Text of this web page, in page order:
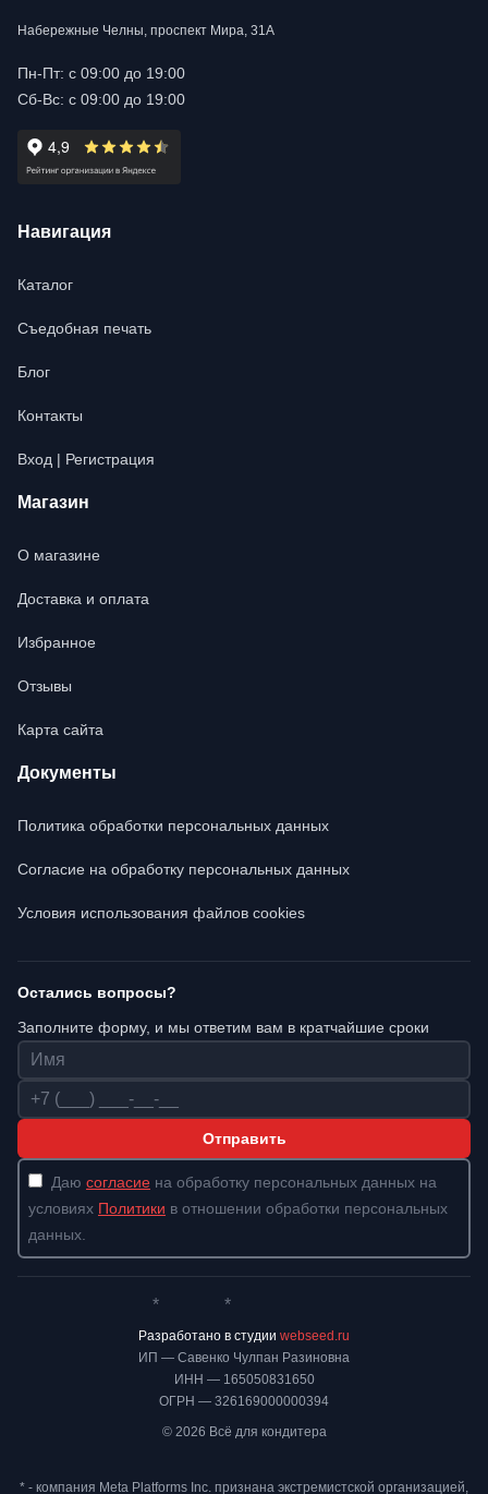
Набережные Челны, проспект Мира, 31А
Пн-Пт: с 09:00 до 19:00
Сб-Вс: с 09:00 до 19:00
Навигация
Каталог
Съедобная печать
Блог
Контакты
Вход | Регистрация
Магазин
О магазине
Доставка и оплата
Избранное
Отзывы
Карта сайта
Документы
Политика обработки персональных данных
Согласие на обработку персональных данных
Условия использования файлов cookies
Остались вопросы?
Заполните форму, и мы ответим вам в кратчайшие сроки
Имя
Телефон
Отправить
Даю согласие на обработку персональных данных на
условиях Политики в отношении обработки персональных
данных.
ИП — Савенко Чулпан Разиновна
ИНН — 165050831650
ОГРН — 326169000000394
© 2026 Всё для кондитера
* *
Разработано в студии webseed.ru
* - компания Meta Platforms Inc. признана экстремистской организацией,